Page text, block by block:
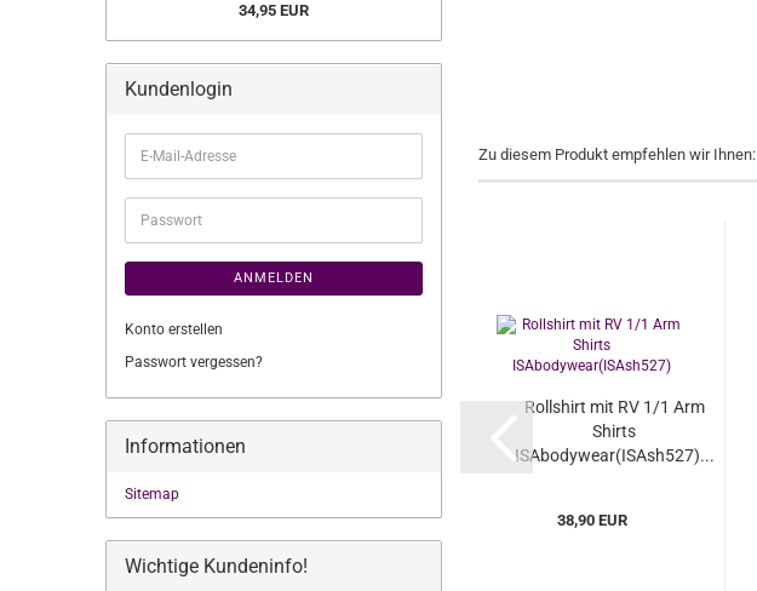
Zu diesem Produkt empfehlen wir Ihnen:
Rollshirt mit RV 1/1 Arm
Shirts
ISAbodywear(ISAsh527)...
38,90 EUR
34,95 EUR
Kundenlogin
E-
Mail-
Adresse
Passwort
ANMELDEN
Konto erstellen
Passwort vergessen?
Informationen
Sitemap
Wichtige Kundeninfo!